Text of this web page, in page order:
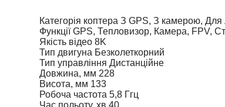
Категорія коптера З GPS, З камерою, Для
Функції GPS, Тепловизор, Камера, FPV,
Якість відео 8K
Тип двигуна Безколеткорний
Тип управління Дистанційне
Довжина, мм 228
Висота, мм 133
Робоча частота 5,8 Ггц
Час польоту, хв 40